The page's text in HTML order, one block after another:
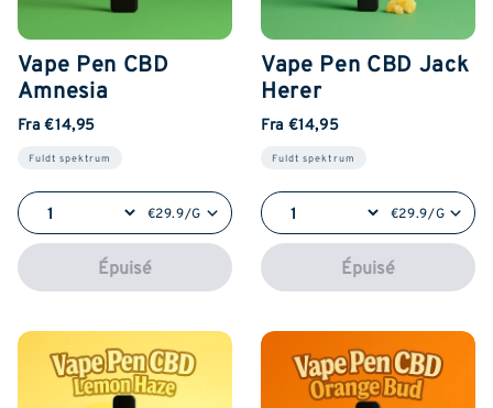
Vape Pen CBD
Amnesia
Fra €14,95
Fuldt spektrum
€29.9/G
Épuisé
Vape Pen CBD Jack
Herer
Fra €14,95
Fuldt spektrum
€29.9/G
Épuisé